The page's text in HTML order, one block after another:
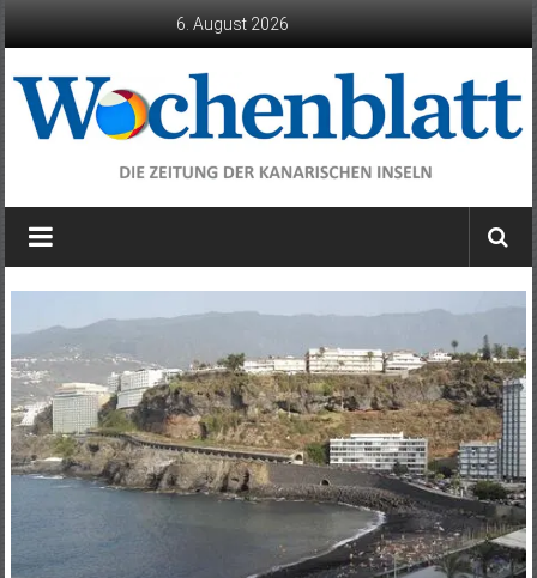
6. August 2026
Wochenblatt
die
Kanarischen
Inseln